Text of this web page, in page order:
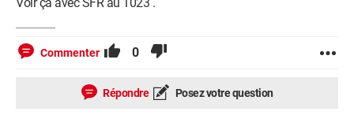
Commenter 0
Répondre Posez votre question